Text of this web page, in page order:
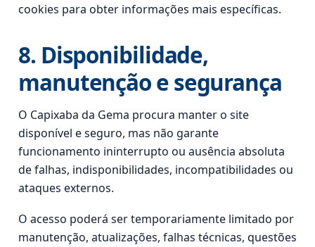
cookies para obter informações mais específicas.
8. Disponibilidade,
manutenção e segurança
O Capixaba da Gema procura manter o site
disponível e seguro, mas não garante
funcionamento ininterrupto ou ausência absoluta
de falhas, indisponibilidades, incompatibilidades ou
ataques externos.
O acesso poderá ser temporariamente limitado por
manutenção, atualizações, falhas técnicas, questões